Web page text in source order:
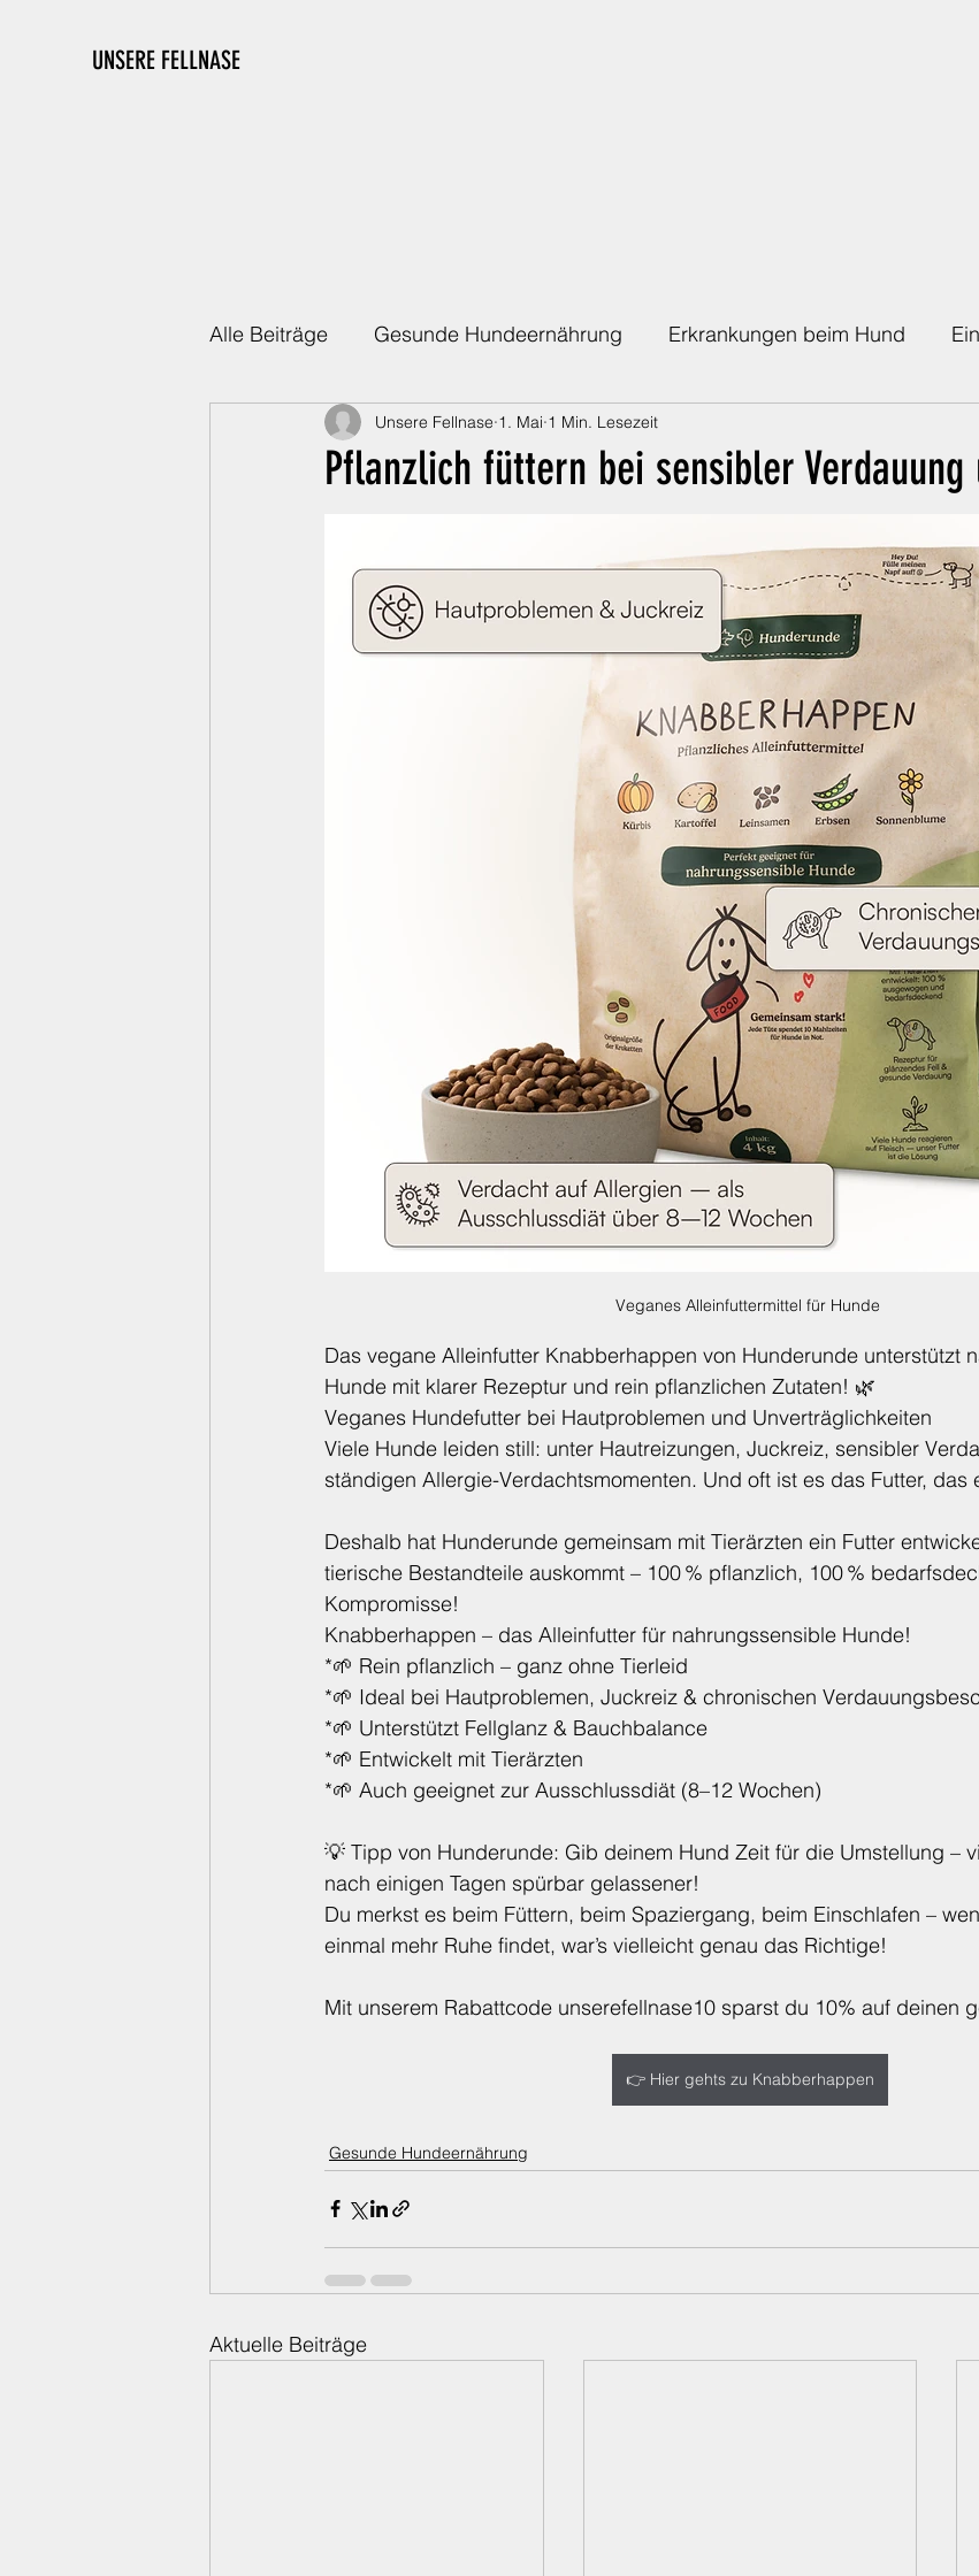
UNSERE FELLNASE
Alle Beiträge Gesunde Hundeernährung Erkrankungen beim Hund
Die richtige Ausstattung Die richtige Absicherung
Pflanzlich füttern bei sensibler Verdauung
Unsere Fellnase 1. Mai 1 Min. Lesezeit
Veganes Alleinfuttermittel für Hunde
Das vegane Alleinfutter Knabberhappen von Hunderunde unterstützt
Hunde mit klarer Rezeptur und rein pflanzlichen Zutaten! 🌿
Veganes Hundefutter bei Hautproblemen und Unverträglichkeiten
Viele Hunde leiden still: unter Hautreizungen, Juckreiz, sensibler
ständigen Allergie-Verdachtsmomenten. Und oft ist es das Futter, das
Deshalb hat Hunderunde gemeinsam mit Tierärzten ein Futter
tierische Bestandteile auskommt – 100 % pflanzlich, 100 %
Kompromisse!
Knabberhappen – das Alleinfutter für nahrungssensible Hunde!
*🌱 Rein pflanzlich – ganz ohne Tierleid
*🌱 Ideal bei Hautproblemen, Juckreiz & chronischen
*🌱 Unterstützt Fellglanz & Bauchbalance
*🌱 Entwickelt mit Tierärzten
*🌱 Auch geeignet zur Ausschlussdiät (8–12 Wochen)
💡 Tipp von Hunderunde: Gib deinem Hund Zeit für die Umstellung –
nach einigen Tagen spürbar gelassener!
Du merkst es beim Füttern, beim Spaziergang, beim Einschlafen –
einmal mehr Ruhe findet, war’s vielleicht genau das Richtige!
Mit unserem Rabattcode unserefellnase10 sparst du 10% auf deinen
👉 Hier gehts zu Knabberhappen
Gesunde Hundeernährung
Aktuelle Beiträge